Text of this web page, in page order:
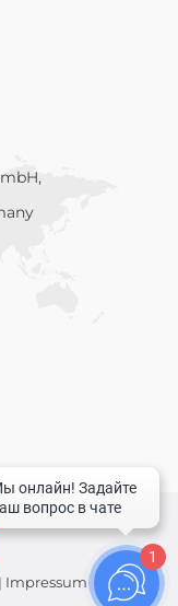
| Impressum
1